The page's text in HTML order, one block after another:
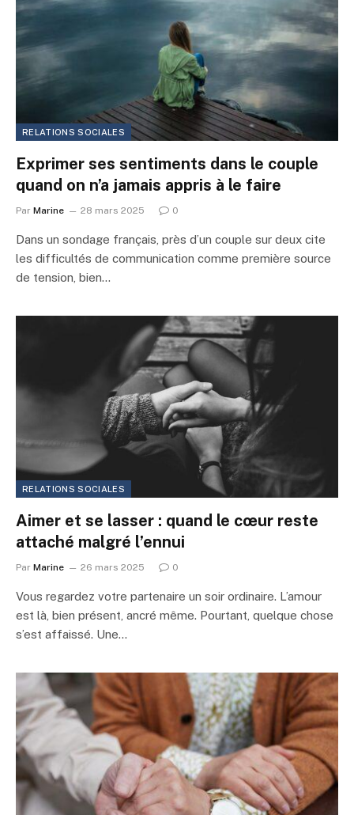
RELATIONS SOCIALES
Exprimer ses sentiments dans le couple
quand on n’a jamais appris à le faire
Par Marine 28 mars 2025 0
Dans un sondage français, près d’un couple sur deux cite
les difficultés de communication comme première source
de tension, bien…
RELATIONS SOCIALES
Aimer et se lasser : quand le cœur reste
attaché malgré l’ennui
Par Marine 26 mars 2025 0
Vous regardez votre partenaire un soir ordinaire. L’amour
est là, bien présent, ancré même. Pourtant, quelque chose
s’est affaissé. Une…